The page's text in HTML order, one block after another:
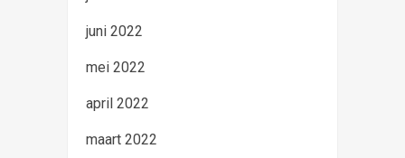
juni 2022
mei 2022
april 2022
maart 2022